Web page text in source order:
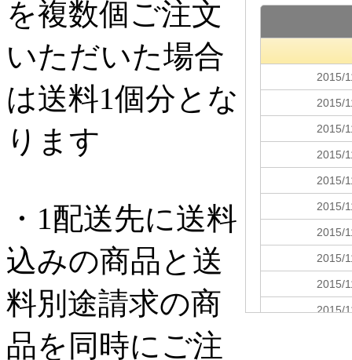
を複数個ご注文
いただいた場合
は送料1個分とな
ります
・1配送先に送料
込みの商品と送
料別途請求の商
品を同時にご注